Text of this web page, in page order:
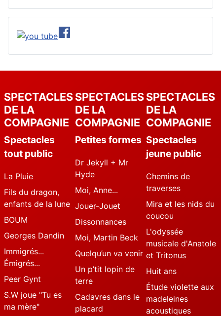
SPECTACLES
DE LA
COMPAGNIE
Spectacles
tout public
La Pluie
Fils du dragon,
enfants de la lune
BOUM
Georges Dandin
Immigrés...
Émigrés...
Peer Gynt
S.W joue "Tu es
ma mère"
SPECTACLES
DE LA
COMPAGNIE
Petites formes
Dr Jekyll + Mr
Hyde
Moi, Anne...
Jouer-Jouet
Dissonnances
Moi, Martin Beck
Quelqu’un va venir
Un p’tit lopin de
terre
Cadavres dans le
placard
SPECTACLES
DE LA
COMPAGNIE
Spectacles
jeune public
Chemins de
traverses
Mira et les nids du
coucou
L'odyssée
musicale d'Anatole
et Tritonus
Huit ans
Étude violette aux
madeleines
acoustiques